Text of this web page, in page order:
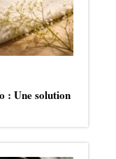
: Une solution